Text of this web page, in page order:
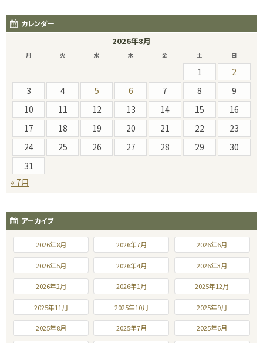
カレンダー
2026年8月
月 火 水 木 金 土 日
1
2
3
4 5 6 7 8
9
10
11 12 13 14 15
16
17
18 19 20 21 22
23
24
25 26 27 28 29
30
31
« 7月
アーカイブ
2026年8月 2026年7月 2026年6月
2026年5月 2026年4月 2026年3月
2026年2月 2026年1月 2025年12月
2025年11月 2025年10月 2025年9月
2025年8月 2025年7月 2025年6月